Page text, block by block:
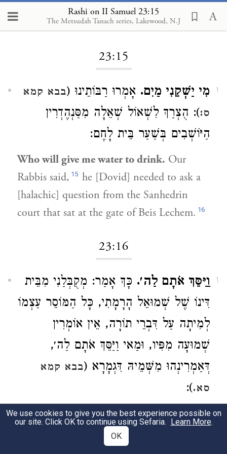
Rashi on II Samuel 23:15
The Metsudah Tanach series, Lakewood, N.J
Loading...
23:15
1 מִי יַשְׁקֵנִי מַיִם. אָמְרוּ רַבּוֹתֵינוּ (בבא קמא
ס:): הֻצְרַךְ לִשְׁאוֹל שְׁאֵלָה מִסַּנְהֶדְרִין
הַיּוֹשְׁבִים בְּשַׁעַר בֵּית לָחֶם:
Who will give me water to drink. Our
Rabbis said, 15 he [Dovid] needed to ask a
[halachic] question from the Sanhedrin
court that sat at the gate of Beis Lechem. 16
23:16
1 וַיַּסֵּךְ אֹתָם לַה׳. כָּךְ אָמַר: מְקֻבְּלַנִי מִבֵּית
דִּינוֹ שֶׁל שְׁמוּאֵל הָרָמָתִי, כָּל הַמּוֹסֵר עַצְמוֹ
לְמִיתָה עַל דִּבְרֵי תוֹרָה, אֵין אוֹמְרִין
שְׁמוּעָה מִפִּיו, וּמַאי וַיַּסֵּךְ אֹתָם לַה׳,
דְּאַמְרִינְהוּ מִשְּׁמֵיהּ דִּגְמָרָא (בבא קמא
סא.):
He offered it as a libation to Adonoy.He
said, "This is what I learned at Shmuel the
Romosi's court: If anyone risks his life for
We use cookies to give you the best experience possible on
our site. Click OK to continue using Sefaria. Learn More.
OK